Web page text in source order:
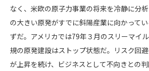
なく、米欧の原子力事業の将来を冷静に分
の大きい原発がすでに斜陽産業に向かって
ずだ。アメリカでは79年３月のスリーマイ
規の原発建設はストップ状態だ。リスク回
が上昇を続け、ビジネスとして不向きとの